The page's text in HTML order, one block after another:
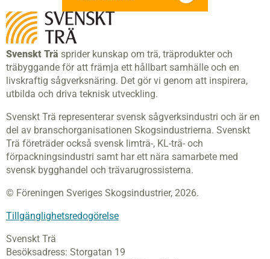
Svenskt Trä sprider kunskap om trä, träprodukter och
träbyggande för att främja ett hållbart samhälle och en
livskraftig sågverksnäring. Det gör vi genom att inspirera,
utbilda och driva teknisk utveckling.
Svenskt Trä representerar svensk sågverksindustri och är en
del av branschorganisationen Skogsindustrierna. Svenskt
Trä företräder också svensk limträ-, KL-trä- och
förpackningsindustri samt har ett nära samarbete med
svensk bygghandel och trävarugrossisterna.
© Föreningen Sveriges Skogsindustrier, 2026.
Tillgänglighetsredogörelse
Svenskt Trä
Besöksadress: Storgatan 19